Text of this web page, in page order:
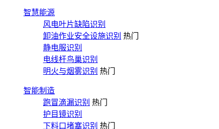
智慧能源
风电叶片缺陷识别
卸油作业安全设施识别 热门
静电服识别
电线杆鸟巢识别
明火与烟雾识别 热门
智能制造
跑冒滴漏识别 热门
护目镜识别
下料口堵塞识别 热门